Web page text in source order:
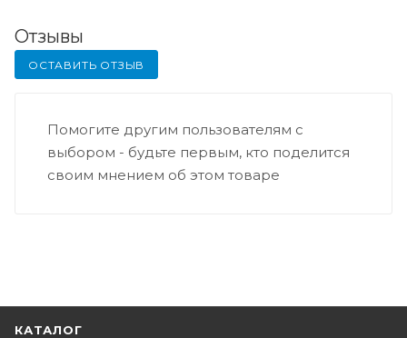
Отзывы
ОСТАВИТЬ ОТЗЫВ
Помогите другим пользователям с
выбором - будьте первым, кто поделится
своим мнением об этом товаре
КАТАЛОГ